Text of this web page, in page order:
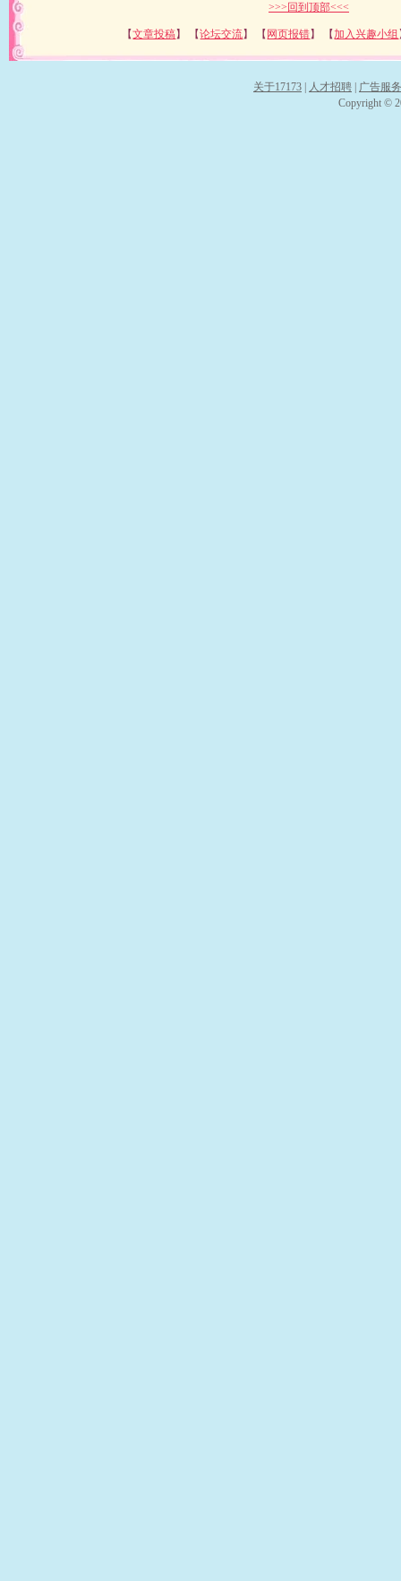
>>>回到顶部<<<
【文章投稿】 【论坛交流】 【 网页报错】 【加入兴趣小组
关于17173 人才招聘
广告服务
Copyright ©